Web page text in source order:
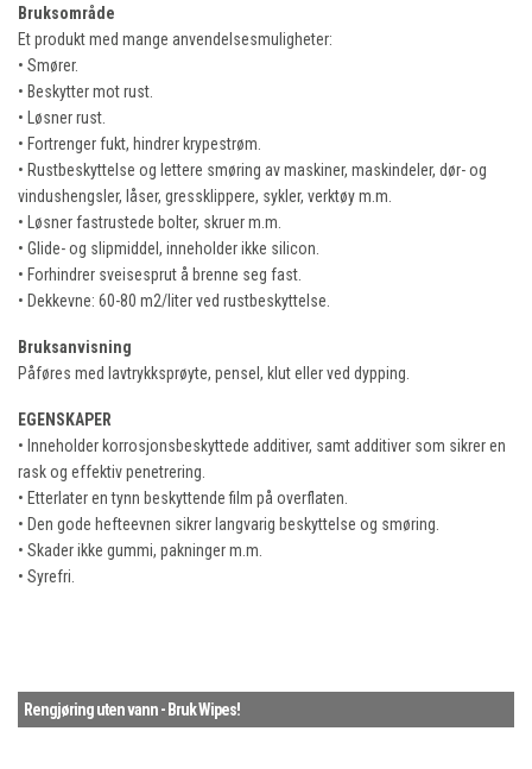
Bruksområde
Et produkt med mange anvendelsesmuligheter:
• Smører.
• Beskytter mot rust.
• Løsner rust.
• Fortrenger fukt, hindrer krypestrøm.
• Rustbeskyttelse og lettere smøring av maskiner, maskindeler, dør- og
vindushengsler, låser, gressklippere, sykler, verktøy m.m.
• Løsner fastrustede bolter, skruer m.m.
• Glide- og slipmiddel, inneholder ikke silicon.
• Forhindrer sveisesprut å brenne seg fast.
• Dekkevne: 60-80 m2/liter ved rustbeskyttelse.
Bruksanvisning
Påføres med lavtrykksprøyte, pensel, klut eller ved dypping.
EGENSKAPER
• Inneholder korrosjonsbeskyttede additiver, samt additiver som sikrer en
rask og effektiv penetrering.
• Etterlater en tynn beskyttende film på overflaten.
• Den gode hefteevnen sikrer langvarig beskyttelse og smøring.
• Skader ikke gummi, pakninger m.m.
• Syrefri.
Rengjøring uten vann - Bruk Wipes!